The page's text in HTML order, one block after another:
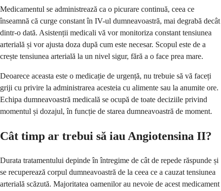
Medicamentul se administrează ca o picurare continuă, ceea ce
înseamnă că curge constant în IV-ul dumneavoastră, mai degrabă decât
dintr-o dată. Asistenții medicali vă vor monitoriza constant tensiunea
arterială și vor ajusta doza după cum este necesar. Scopul este de a
crește tensiunea arterială la un nivel sigur, fără a o face prea mare.
Deoarece aceasta este o medicație de urgență, nu trebuie să vă faceți
griji cu privire la administrarea acesteia cu alimente sau la anumite ore.
Echipa dumneavoastră medicală se ocupă de toate deciziile privind
momentul și dozajul, în funcție de starea dumneavoastră de moment.
Cât timp ar trebui să iau Angiotensina II?
Durata tratamentului depinde în întregime de cât de repede răspunde și
se recuperează corpul dumneavoastră de la ceea ce a cauzat tensiunea
arterială scăzută. Majoritatea oamenilor au nevoie de acest medicament